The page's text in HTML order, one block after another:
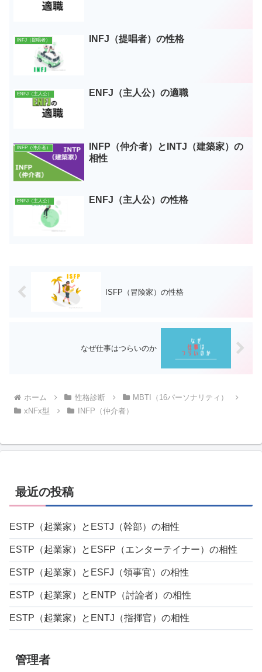
INFJ（提唱者） INFJ（提唱者）の性格
ENFJ（主人公） ENFJ（主人公）の適職
INFP（仲介者）
INFP（仲介者）とINTJ（建築家）の
相性
ENFJ（主人公） ENFJ（主人公）の性格
ISFP（冒険家）の性格
なぜ仕事はつらいのか
ホーム 性格診断
MBTI（16パーソナリティ）
xNFx型
INFP（仲介者）
最近の投稿
ESTP（起業家）とESTJ（幹部）の相性
ESTP（起業家）とESFP（エンターテイナー）の相性
ESTP（起業家）とESFJ（領事官）の相性
ESTP（起業家）とENTP（討論者）の相性
ESTP（起業家）とENTJ（指揮官）の相性
管理者